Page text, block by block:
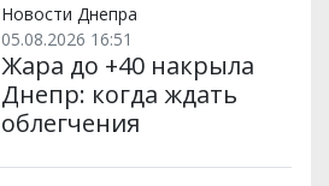
Новости Днепра
05.08.2026 16:51
Жара до +40 накрыла
Днепр: когда ждать
облегчения